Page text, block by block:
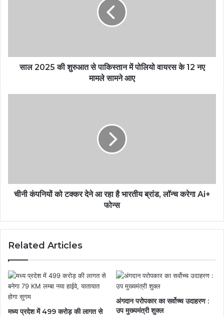
साल 2025 की शुरुआत से पाकिस्तान में पोलियो वायरस के 12 नए
मामले सामने आए
चीनी कंपनियों को टक्कर देने आ रहा है भारतीय ब्रांड, लॉन्च करेगा Ai+
फोन्स
Related Articles
मध्य प्रदेश में 499 करोड़ की लागत से
अंगदान परोपकार का सर्वोच्च उदाहरण :
उप मुख्यमंत्री शुक्ल